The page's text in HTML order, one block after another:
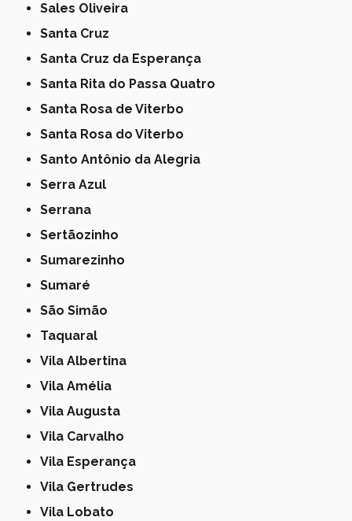
Sales Oliveira
Santa Cruz
Santa Cruz da Esperança
Santa Rita do Passa Quatro
Santa Rosa de Viterbo
Santa Rosa do Viterbo
Santo Antônio da Alegria
Serra Azul
Serrana
Sertãozinho
Sumarezinho
Sumaré
São Simão
Taquaral
Vila Albertina
Vila Amélia
Vila Augusta
Vila Carvalho
Vila Esperança
Vila Gertrudes
Vila Lobato